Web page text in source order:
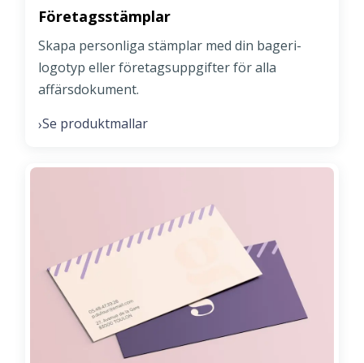
Företagsstämplar
Skapa personliga stämplar med din bageri-
logotyp eller företagsuppgifter för alla
affärsdokument.
›Se produktmallar